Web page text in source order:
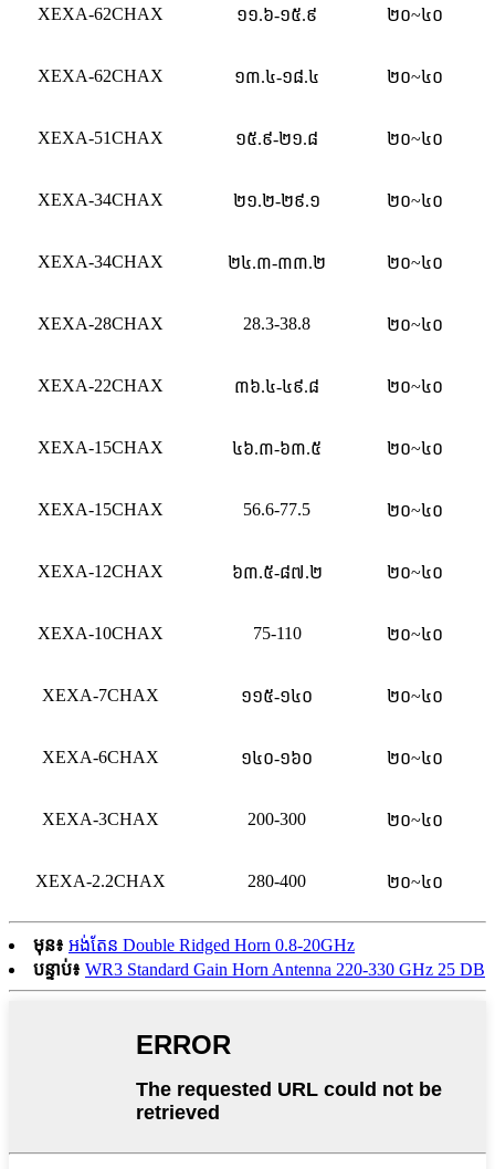
XEXA-62CHAX ១១.៦-១៥.៩ ២០~៤០
XEXA-62CHAX ១៣.៤-១៨.៤ ២០~៤០
XEXA-51CHAX ១៥.៩-២១.៨ ២០~៤០
XEXA-34CHAX ២១.២-២៩.១ ២០~៤០
XEXA-34CHAX ២៤.៣-៣៣.២ ២០~៤០
XEXA-28CHAX 28.3-38.8 ២០~៤០
XEXA-22CHAX ៣៦.៤-៤៩.៨ ២០~៤០
XEXA-15CHAX ៤៦.៣-៦៣.៥ ២០~៤០
XEXA-15CHAX 56.6-77.5 ២០~៤០
XEXA-12CHAX ៦៣.៥-៨៧.២ ២០~៤០
XEXA-10CHAX 75-110 ២០~៤០
XEXA-7CHAX ១១៥-១៤០ ២០~៤០
XEXA-6CHAX ១៤០-១៦០ ២០~៤០
XEXA-3CHAX 200-300 ២០~៤០
XEXA-2.2CHAX 280-400 ២០~៤០
មុន៖ អង់តែន Double Ridged Horn 0.8-20GHz
បន្ទាប់៖ WR3 Standard Gain Horn Antenna 220-330 GHz 25 DB